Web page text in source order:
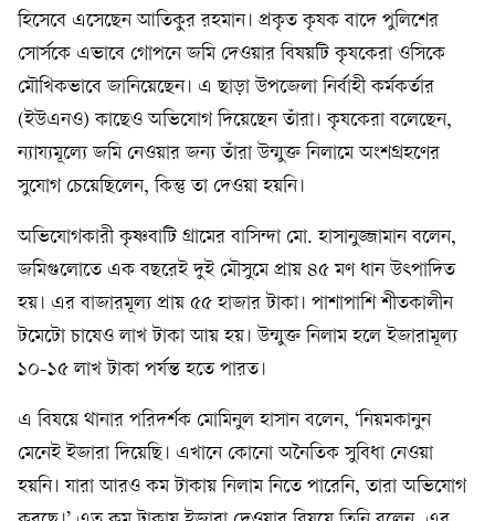
হিসেবে এসেছেন আতিকুর রহমান। প্রকৃত কৃষক বাদে পুলিশের
সোর্সকে এভাবে গোপনে জমি দেওয়ার বিষয়টি কৃষকেরা ওসিকে
মৌখিকভাবে জানিয়েছেন। এ ছাড়া উপজেলা নির্বাহী কর্মকর্তার
(ইউএনও) কাছেও অভিযোগ দিয়েছেন তাঁরা। কৃষকেরা বলেছেন,
ন্যায্যমূল্যে জমি নেওয়ার জন্য তাঁরা উন্মুক্ত নিলামে অংশগ্রহণের
সুযোগ চেয়েছিলেন, কিন্তু তা দেওয়া হয়নি।
অভিযোগকারী কৃষ্ণবাটি গ্রামের বাসিন্দা মো. হাসানুজ্জামান বলেন,
জমিগুলোতে এক বছরেই দুই মৌসুমে প্রায় ৪৫ মণ ধান উৎপাদিত
হয়। এর বাজারমূল্য প্রায় ৫৫ হাজার টাকা। পাশাপাশি শীতকালীন
টমেটো চাষেও লাখ টাকা আয় হয়। উন্মুক্ত নিলাম হলে ইজারামূল্য
১০-১৫ লাখ টাকা পর্যন্ত হতে পারত।
এ বিষয়ে থানার পরিদর্শক মোমিনুল হাসান বলেন, ‘নিয়মকানুন
মেনেই ইজারা দিয়েছি। এখানে কোনো অনৈতিক সুবিধা নেওয়া
হয়নি। যারা আরও কম টাকায় নিলাম নিতে পারেনি, তারা অভিযোগ